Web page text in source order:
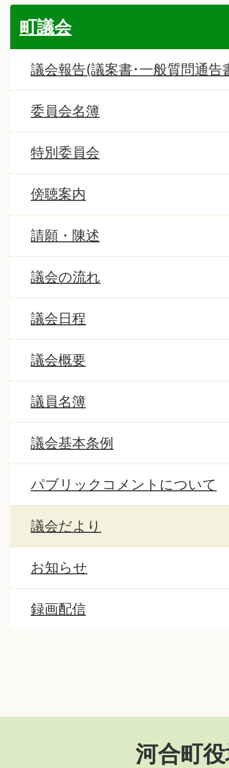
町議会
議会報告(議案書･一般質問通告
委員会名簿
特別委員会
傍聴案内
請願・陳述
議会の流れ
議会日程
議会概要
議員名簿
議会基本条例
パブリックコメントについて
議会だより
お知らせ
録画配信
河合町